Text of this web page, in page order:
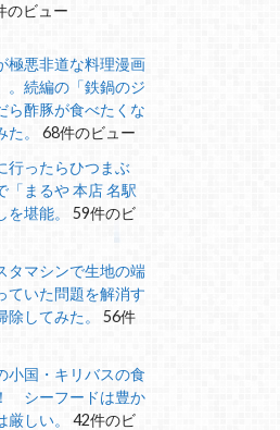
のビュー
極悪非道な料理漫画
。続編の「鉄鍋のジ
ら酢豚が食べたくな
。
68件のビュー
行ったらひつまぶ
「まるや 本店 名駅
堪能。
59件のビ
タマシンで生地の端
ていた問題を解消す
してみた。
56件
小国・キリバスの食
シーフードは豊か
しい。
42件のビ